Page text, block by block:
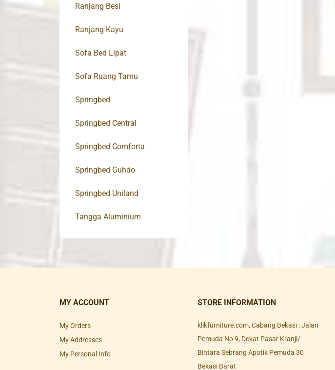
Ranjang Besi
Ranjang Kayu
Sofa Bed Lipat
Sofa Ruang Tamu
Springbed
Springbed Central
Springbed Comforta
Springbed Guhdo
Springbed Uniland
Tangga Aluminium
MY ACCOUNT
My Orders
My Addresses
My Personal Info
STORE INFORMATION
klikfurniture.com, Cabang Bekasi : Jalan
Pemuda No 9, Dekat Pasar Kranji/
Bintara Sebrang Apotik Pemuda 30
Bekasi Barat